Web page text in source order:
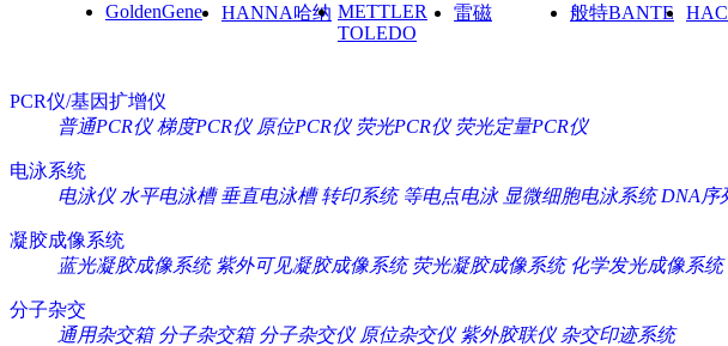
GoldenGene HANNA哈纳 METTLER
TOLEDO
雷磁 般特BANTE
PCR仪/基因扩增仪
普通PCR仪 梯度PCR仪 原位PCR仪 荧光PCR仪 荧光定量PCR仪
电泳系统
电泳仪 水平电泳槽 垂直电泳槽 转印系统 等电点电泳 显微细胞电泳系统 DNA序
凝胶成像系统
蓝光凝胶成像系统 紫外可见凝胶成像系统 荧光凝胶成像系统 化学发光成像系统
分子杂交
通用杂交箱 分子杂交箱 分子杂交仪 原位杂交仪 紫外胶联仪 杂交印迹系统